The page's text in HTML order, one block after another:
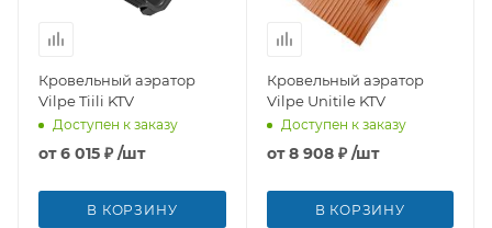
Кровельный аэратор
Vilpe Tiili KTV
Доступен к заказу
от6 015 ₽ /шт
В КОРЗИНУ
Кровельный аэратор
Vilpe Unitile KTV
Доступен к заказу
от8 908 ₽ /шт
В КОРЗИНУ